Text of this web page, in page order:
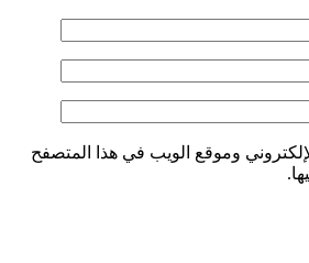
وموقع الويب في هذا المتصفح